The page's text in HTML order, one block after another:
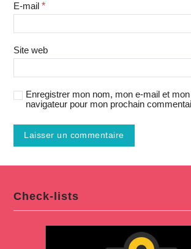
E-mail *
Site web
Enregistrer mon nom, mon e-mail et
navigateur pour mon prochain
Check-lists